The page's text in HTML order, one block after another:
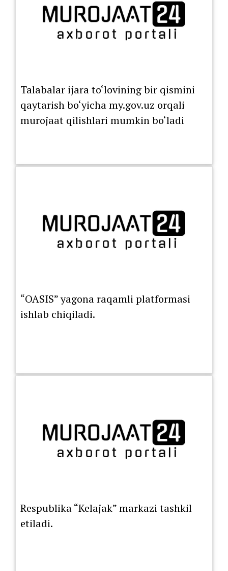
Talabalar ijara to‘lovining bir qismini
qaytarish bo‘yicha my.gov.uz orqali
murojaat qilishlari mumkin bo‘ladi
“OASIS” yagona raqamli platformasi
ishlab chiqiladi.
Respublika “Kelajak” markazi tashkil
etiladi.